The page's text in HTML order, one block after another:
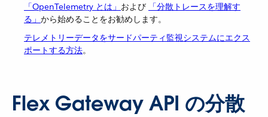
「OpenTelemetry とは」 ​および
「分散トレースを理解す
る」 ​から始めることをお勧めします。
テレメトリーデータをサードパーティ監視システムにエクス
ポートする方法​。
Flex Gateway API の分散